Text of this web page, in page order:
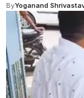
ByYoganand